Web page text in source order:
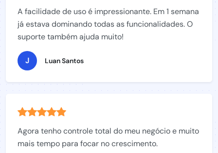
A facilidade de uso é impressionante. Em 1 semana
já estava dominando todas as funcionalidades. O
suporte também ajuda muito!
J Luan Santos
Agora tenho controle total do meu negócio e muito
mais tempo para focar no crescimento.